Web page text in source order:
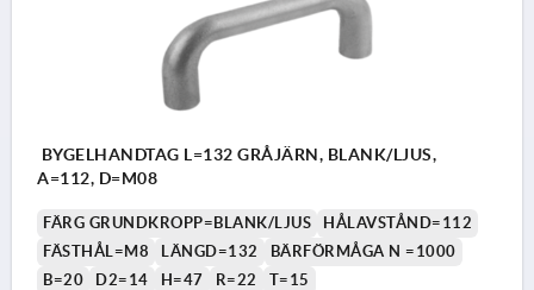
BYGELHANDTAG L=132 GRÅJÄRN, BLANK/LJUS,
A=112, D=M08
FÄRG GRUNDKROPP=BLANK/LJUS
HÅLAVSTÅND=112
FÄSTHÅL=M8
LÄNGD=132
BÄRFÖRMÅGA N =1000
B=20
D2=14 H=47 R=22 T=15